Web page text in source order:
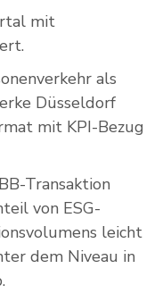
mit
als
Düsseldorf
mit KPI-Bezug
Transaktion
von ESG-
leicht
dem Niveau in